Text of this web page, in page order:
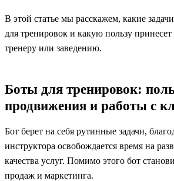
В этой статье мы расскажем, какие
для тренировок и какую пользу
тренеру или заведению.
Боты для тренировок:
продвижения и работы с
Бот берет на себя рутинные задачи,
инструктора освобождается время на
качества услуг. Помимо этого бот
продаж и маркетинга.